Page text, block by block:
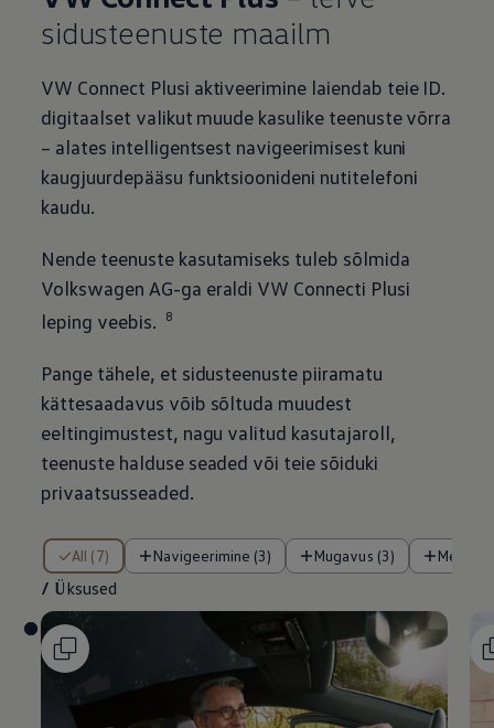
sidusteenuste maailm
VW Connect Plusi aktiveerimine laiendab teie ID.
digitaalset valikut muude kasulike teenuste võrra
– alates intelligentsest navigeerimisest kuni
kaugjuurdepääsu funktsioonideni nutitelefoni
kaudu.
Nende teenuste kasutamiseks tuleb sõlmida
Volkswagen AG-ga eraldi VW Connecti Plusi
leping veebis.
8
Pange tähele, et sidusteenuste piiramatu
kättesaadavus võib sõltuda muudest
eeltingimustest, nagu valitud kasutajaroll,
teenuste halduse seaded või teie sõiduki
privaatsusseaded.
All (7) Navigeerimine (3) Mugavus (3)
/ Üksused
/ Üksused